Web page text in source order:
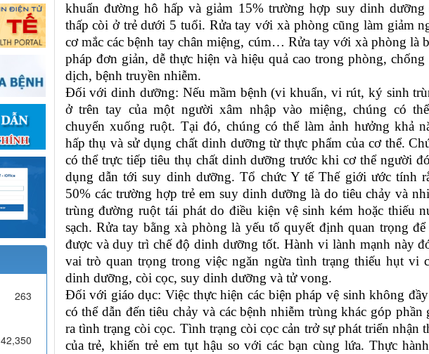
khuẩn đường hô hấp và giảm 15% trường hợp suy dinh dưỡng
thấp còi ở trẻ dưới 5 tuổi. Rửa tay với xà phòng cũng làm giảm
cơ mắc các bệnh tay chân miệng, cúm… Rửa tay với xà phòng là
pháp đơn giản, dễ thực hiện và hiệu quả cao trong phòng, chống
dịch, bệnh truyền nhiễm.
Đối với dinh dưỡng: Nếu mầm bệnh (vi khuẩn, vi rút, ký sinh
ở trên tay của một người xâm nhập vào miệng, chúng có
chuyển xuống ruột. Tại đó, chúng có thể làm ảnh hưởng khả
hấp thụ và sử dụng chất dinh dưỡng từ thực phẩm của cơ thể.
có thể trực tiếp tiêu thụ chất dinh dưỡng trước khi cơ thể người
dụng dẫn tới suy dinh dưỡng. Tổ chức Y tế Thế giới ước tính
50% các trường hợp trẻ em suy dinh dưỡng là do tiêu chảy và
trùng đường ruột tái phát do điều kiện vệ sinh kém hoặc thiếu
sạch. Rửa tay bằng xà phòng là yếu tố quyết định quan trọng để
được và duy trì chế độ dinh dưỡng tốt. Hành vi lành mạnh này
vai trò quan trọng trong việc ngăn ngừa tình trạng thiếu hụt vi
dinh dưỡng, còi cọc, suy dinh dưỡng và tử vong.
Đối với giáo dục: Việc thực hiện các biện pháp vệ sinh không
có thể dẫn đến tiêu chảy và các bệnh nhiễm trùng khác góp phần
ra tình trạng còi cọc. Tình trạng còi cọc cản trở sự phát triển nhận
của trẻ, khiến trẻ em tụt hậu so với các bạn cùng lứa. Thực
263
42,350